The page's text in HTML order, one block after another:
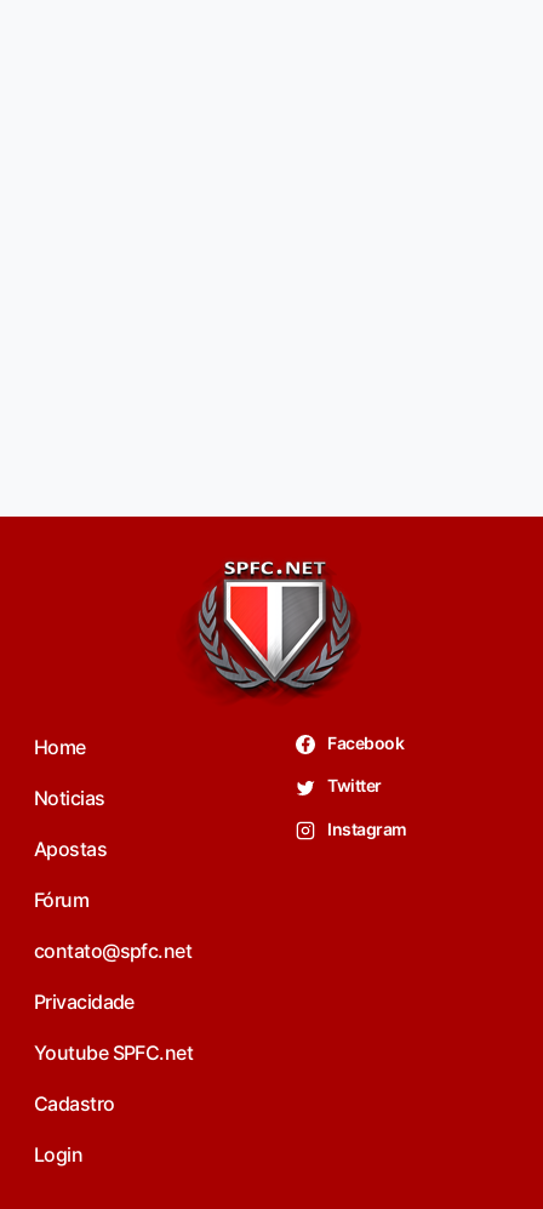
Home
Noticias
Apostas
Fórum
contato@spfc.net
Privacidade
Youtube SPFC.net
Cadastro
Login
Facebook
Twitter
Instagram